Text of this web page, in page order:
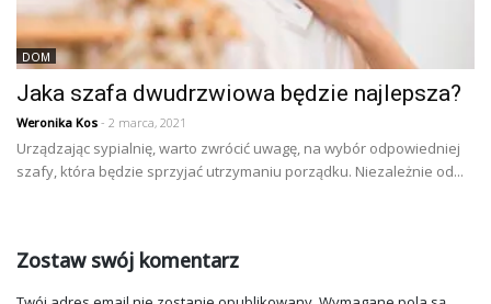
DOM
Jaka szafa dwudrzwiowa będzie najlepsza?
Weronika Kos - 2 marca, 2021
Urządzając sypialnię, warto zwrócić uwagę, na wybór odpowiedniej
szafy, która będzie sprzyjać utrzymaniu porządku. Niezależnie od...
Zostaw swój komentarz